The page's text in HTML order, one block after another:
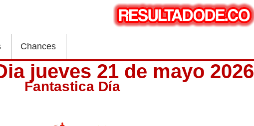
Chances
jueves 21 de mayo 2026
Fantastica Día